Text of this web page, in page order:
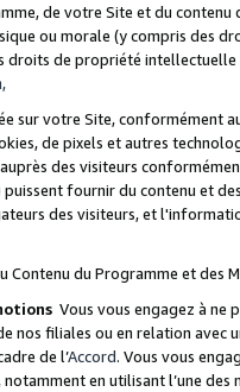
de votre Site et du
ou morale (y compris des
droits de propriété
sur votre Site, conformément
de pixels et autres
des visiteurs
puissent fournir du contenu et
des visiteurs, et
du Programme et des
Vous vous engagez à ne
filiales ou en relation avec
de l’Accord. Vous vous
en utilisant l’une